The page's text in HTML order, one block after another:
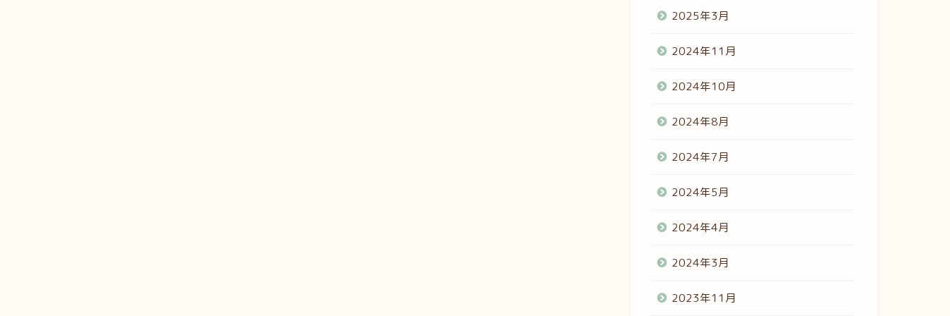
2025年3月
2024年11月
2024年10月
2024年8月
2024年7月
2024年5月
2024年4月
2024年3月
2023年11月